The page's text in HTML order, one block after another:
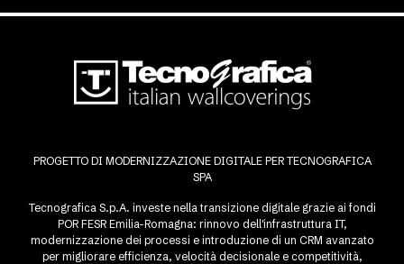
PROGETTO DI MODERNIZZAZIONE DIGITALE PER TECNOGRAFICA
SPA
Tecnografica S.p.A. investe nella transizione digitale grazie ai fondi
POR FESR Emilia-Romagna: rinnovo dell'infrastruttura IT,
modernizzazione dei processi e introduzione di un CRM avanzato
per migliorare efficienza, velocità decisionale e competitività,